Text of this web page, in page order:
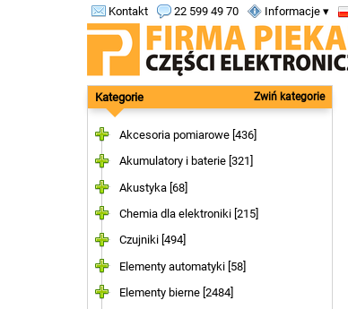
Kontakt 22 599 49 70 Informacje ▾
Kategorie Zwiń kategorie
Akcesoria pomiarowe [436]
Akumulatory i baterie [321]
Akustyka [68]
Chemia dla elektroniki [215]
Czujniki [494]
Elementy automatyki [58]
Elementy bierne [2484]